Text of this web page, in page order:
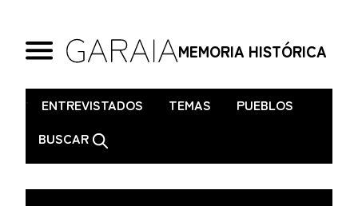
MEMORIA HISTÓRICA
. ENTREVISTADOS TEMAS
PUEBLOS
BUSCAR